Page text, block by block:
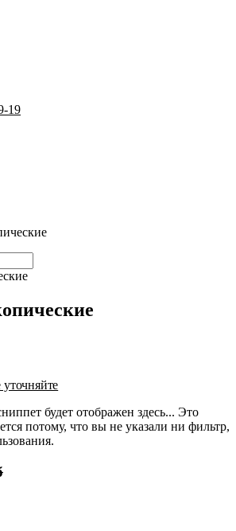
19
будет отображен здесь... Это
потому, что вы не указали ни фильтр,